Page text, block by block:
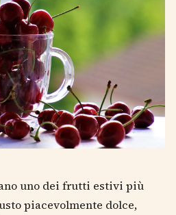
uno dei frutti estivi più
piacevolmente dolce,